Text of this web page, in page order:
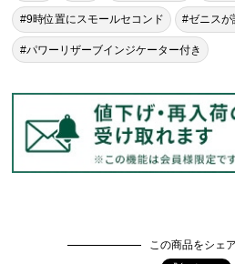
#9時位置にスモールセコンド #ゼニスが
#パワーリザーブインジケーター付き
この商品をシェ